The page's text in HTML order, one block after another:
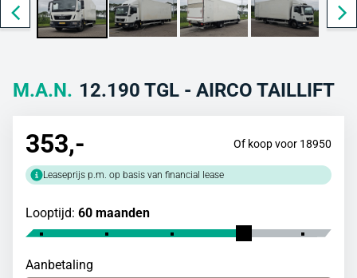
M.A.N. 12.190 TGL - AIRCO TAILLIFT
353,- Of koop voor 18950
Leaseprijs p.m. op basis van financial lease
Looptijd: 60 maanden
Aanbetaling